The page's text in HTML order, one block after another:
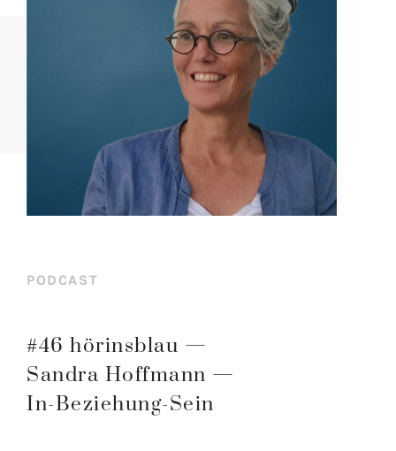
PODCAST
#46 hörinsblau —
Sandra Hoffmann —
In-Beziehung-Sein